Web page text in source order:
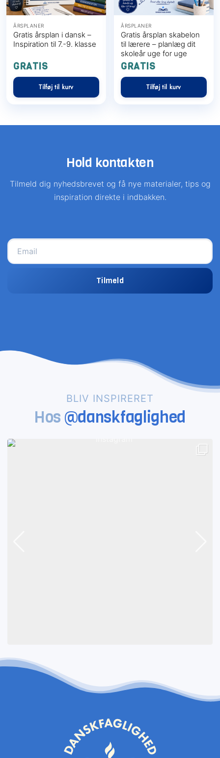
ÅRSPLANER
Gratis årsplan i dansk –
Inspiration til 7.-9. klasse
GRATIS
Tilføj til kurv
ÅRSPLANER
Gratis årsplan skabelon
til lærere – planlæg dit
skoleår uge for uge
GRATIS
Tilføj til kurv
Hold kontakten
Tilmeld dig nyhedsbrevet og få nye materialer, tips og
inspiration direkte i indbakken.
Tilmeld
BLIV INSPIRERET
Hos @danskfaglighed